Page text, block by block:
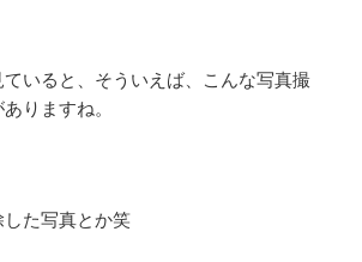
いると、そういえば、こんな写真撮
りますね。
た写真とか笑